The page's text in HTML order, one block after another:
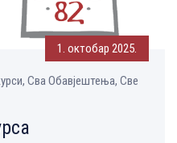
1. октобар 2025.
Сва Обавјештења, Све